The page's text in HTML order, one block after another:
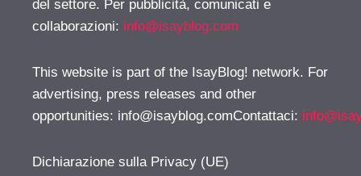
del settore. Per pubblicità, comunicati e
collaborazioni: info@isayblog.com
This website is part of the IsayBlog! network. For
advertising, press releases and other
opportunities: info@isayblog.comContattaci:
Dichiarazione sulla Privacy (UE)